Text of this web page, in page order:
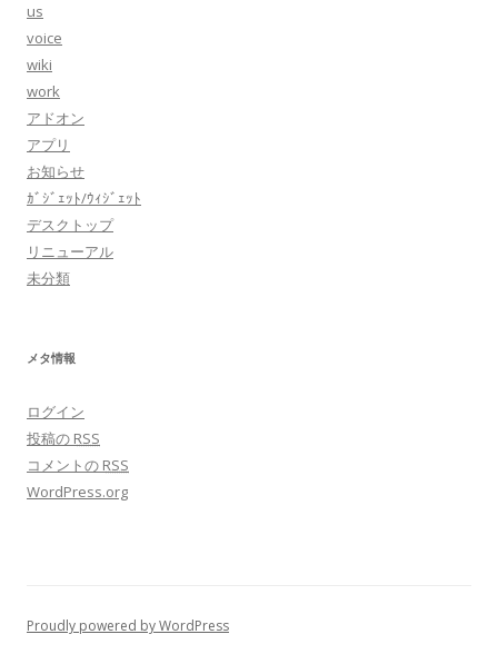
us
voice
wiki
work
アドオン
アプリ
お知らせ
ｶﾞｼﾞｪｯﾄ/ｳｨｼﾞｪｯﾄ
デスクトップ
リニューアル
未分類
メタ情報
ログイン
投稿の RSS
コメントの RSS
WordPress.org
Proudly powered by WordPress